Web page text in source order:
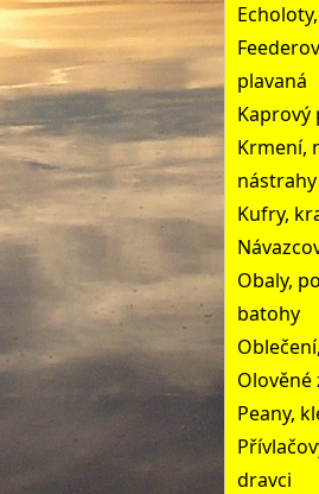
plavaná
Krmení,
nástrahy
Kufry,
Obaly,
batohy
Olověné
Peany,
dravci